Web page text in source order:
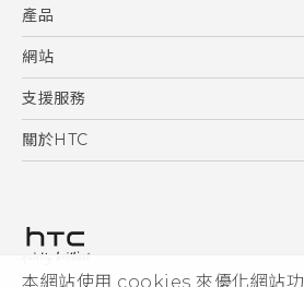
本網站使用 cookies 來優化網站功
English - Quick
產品
5G
智能手機
區塊鍊手機
網站
HTC Dev
HTC Research
支援服務
服務中心
關於HTC
私隱政策
產品安全